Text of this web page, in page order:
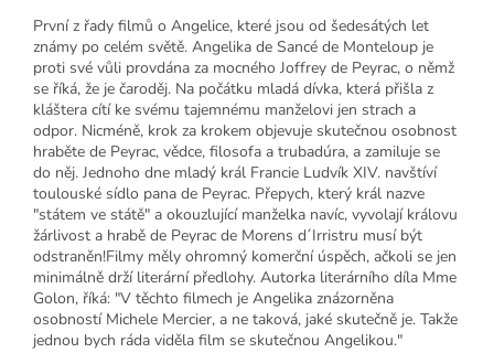
První z řady filmů o Angelice, které jsou od šedesátých let
známy po celém světě. Angelika de Sancé de Monteloup je
proti své vůli provdána za mocného Joffrey de Peyrac, o němž
se říká, že je čaroděj. Na počátku mladá dívka, která přišla z
kláštera cítí ke svému tajemnému manželovi jen strach a
odpor. Nicméně, krok za krokem objevuje skutečnou osobnost
hraběte de Peyrac, vědce, filosofa a trubadúra, a zamiluje se
do něj. Jednoho dne mladý král Francie Ludvík XIV. navštíví
toulouské sídlo pana de Peyrac. Přepych, který král nazve
"státem ve státě" a okouzlující manželka navíc, vyvolají královu
žárlivost a hrabě de Peyrac de Morens d´Irristru musí být
odstraněn!Filmy měly ohromný komerční úspěch, ačkoli se jen
minimálně drží literární předlohy. Autorka literárního díla Mme
Golon, říká: "V těchto filmech je Angelika znázorněna
osobností Michele Mercier, a ne taková, jaké skutečně je. Takže
jednou bych ráda viděla film se skutečnou Angelikou."